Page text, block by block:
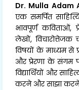
Dr. Mulla Adam
एक समर्पित
भावपूर्ण कविताओं,
लेखों,
विषयों के माध्यम से
और प्रेरणा के संगम
विद्यार्थियों और
करने और साझा करने